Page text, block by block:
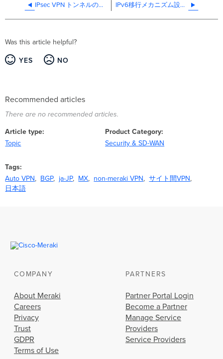
IPsec VPN トンネルの監視 IPv6移行メカニズム設定ガイド
Was this article helpful?
YES NO
Recommended articles
There are no recommended articles.
Article type
Topic
Product Category
Security & SD-WAN
Tags
Auto VPN
BGP ja-JP MX non-meraki VPN
サイト間VPN
日本語
COMPANY
About Meraki
Careers
Privacy
Trust
GDPR
Terms of Use
PARTNERS
Partner Portal Login
Become a Partner
Manage Service
Providers
Service Providers